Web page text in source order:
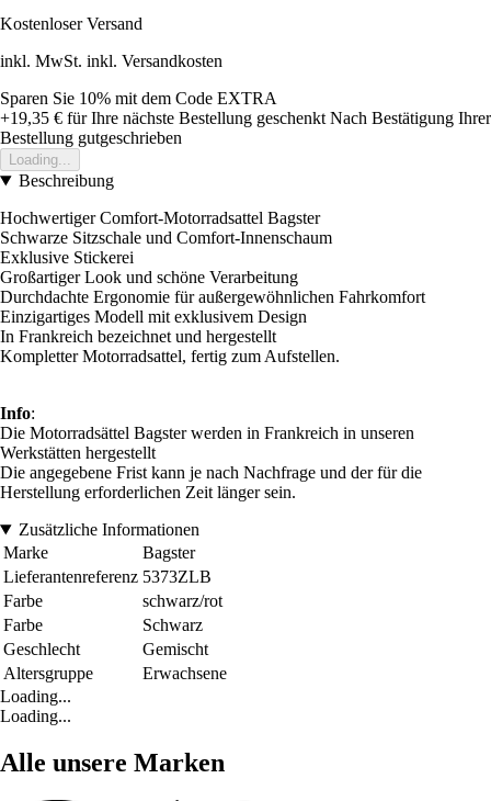
Kostenloser Versand
inkl. MwSt. inkl. Versandkosten
Sparen Sie 10% mit dem Code EXTRA
+19,35 € für Ihre nächste Bestellung geschenkt Nach Bestätigung Ihrer
Bestellung gutgeschrieben
Loading...
Beschreibung
Hochwertiger Comfort-Motorradsattel Bagster
Schwarze Sitzschale und Comfort-Innenschaum
Exklusive Stickerei
Großartiger Look und schöne Verarbeitung
Durchdachte Ergonomie für außergewöhnlichen Fahrkomfort
Einzigartiges Modell mit exklusivem Design
In Frankreich bezeichnet und hergestellt
Kompletter Motorradsattel, fertig zum Aufstellen.
Info:
Die Motorradsättel Bagster werden in Frankreich in unseren
Werkstätten hergestellt
Die angegebene Frist kann je nach Nachfrage und der für die
Herstellung erforderlichen Zeit länger sein.
Zusätzliche Informationen
Marke
Bagster
Lieferantenreferenz 5373ZLB
Farbe
schwarz/rot
Farbe
Schwarz
Geschlecht
Gemischt
Altersgruppe
Erwachsene
Loading...
Loading...
Alle unsere Marken